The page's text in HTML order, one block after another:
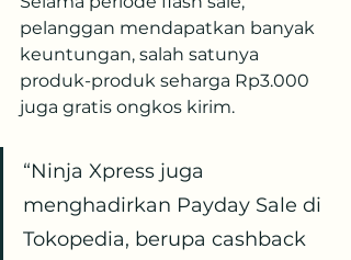
pelanggan mendapatkan banyak
keuntungan, salah satunya
produk-produk seharga Rp3.000
juga gratis ongkos kirim.
“Ninja Xpress juga
menghadirkan Payday Sale di
Tokopedia, berupa cashback